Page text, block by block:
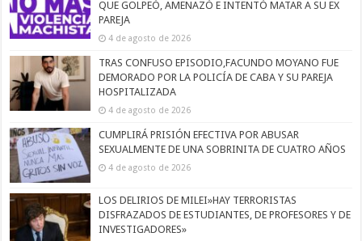
QUE GOLPEÓ, AMENAZÓ E INTENTÓ MATAR A SU EX
PAREJA
4 de agosto de 2026
TRAS CONFUSO EPISODIO,FACUNDO MOYANO FUE
DEMORADO POR LA POLICÍA DE CABA Y SU PAREJA
HOSPITALIZADA
4 de agosto de 2026
CUMPLIRÁ PRISIÓN EFECTIVA POR ABUSAR
SEXUALMENTE DE UNA SOBRINITA DE CUATRO AÑOS
4 de agosto de 2026
LOS DELIRIOS DE MILEI»HAY TERRORISTAS
DISFRAZADOS DE ESTUDIANTES, DE PROFESORES Y DE
INVESTIGADORES»